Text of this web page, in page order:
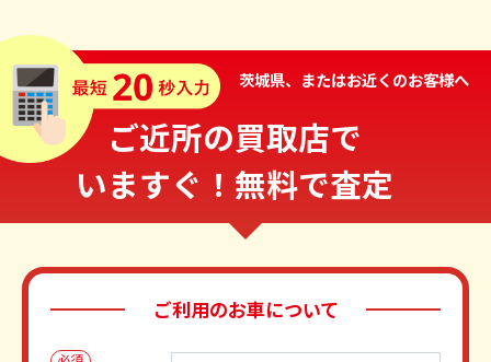
茨城県、またはお近くのお客様へ
ご近所の買取店で
いますぐ！無料で査定
ご利用のお車について